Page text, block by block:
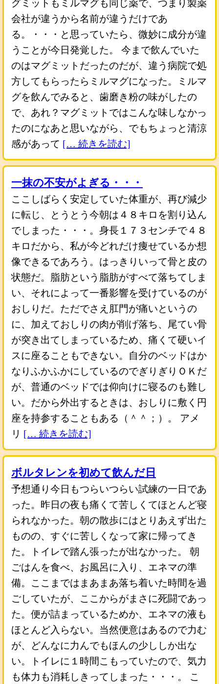
グミットもミルマグも同じ薬で、つまり製薬
会社が違うから名前が違うだけであ
る。・・・と思っていたら、微妙に成分が違
うことが今日発覚した。 今まで飲んでいた
のはマグミットだったのだが、違う病院で処
方してもらったらミルマグになった。ミルマ
グを飲んでみると、歯磨き粉の味がしたの
で、あれ？マグミットではこんな味しなかっ
たのになあと思いながら、でもちょっと清涼
感があって [… 続きを読む]
一抹の不安がよぎる・・・
ここしばらく安定していた体重が、再び減少
に転じ、とうとう今朝は４８キロを割り込ん
でしまった・・・。身長１７３センチで４８
キロだから、私が今どれだけ痩せているか想
像できるであろう。はっきりいって骨と皮の
状態だ。脂肪という脂肪がすべて落ちてしま
い、それによって一番影響を受けているのが
おしりだ。ただでさえ肛門が痛いというの
に、加えておしりの肉が削げ落ち、尾てい骨
が突き出てしまっているため、痛くて硬いイ
スに座ることもできない。自分のベッドはか
なりふかふかにしているのでぎりぎりＯＫだ
が、普通のベッドでは仰向けに寝るのも難し
い。だから外出するときは、おしりに敷く円
座を持参することもある（＾＾；）。 アメ
リ [… 続きを読む]
ボルタレンを初めて飲んだ日
予想通り今日もつらいつらい試練の一日であ
った。昨日の夜も痛くて苦しくてほとんど寝
られなかった。朝の散歩にはとりあえず出た
ものの、すぐに苦しくなって家に帰ってき
た。トイレで踏ん張ったが出なかった。 朝
ごはんを食べ、お風呂に入り、エネマの準
備。ここまではまあまあ落ち着いた時間を過
ごしていたが、ここからがまさに死闘であっ
た。便が詰まっているためか、エネマの液も
ほとんど入らない。当然便意はあるので力む
が、どんなに力んでもほんの少ししか出な
い。トイレに１時間こもっていたので、気力
も体力も消耗しきってしまった・・・。 こ